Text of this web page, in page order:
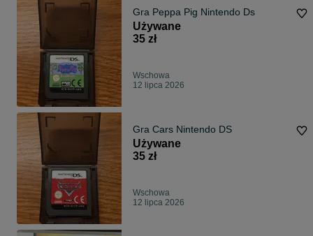
Gra Peppa Pig Nintendo Ds
Używane
35 zł
Wschowa
12 lipca 2026
Gra Cars Nintendo DS
Używane
35 zł
Wschowa
12 lipca 2026